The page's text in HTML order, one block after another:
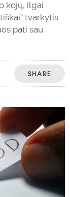
kojų, ilgai
tvarkytis
pati sau
SHARE